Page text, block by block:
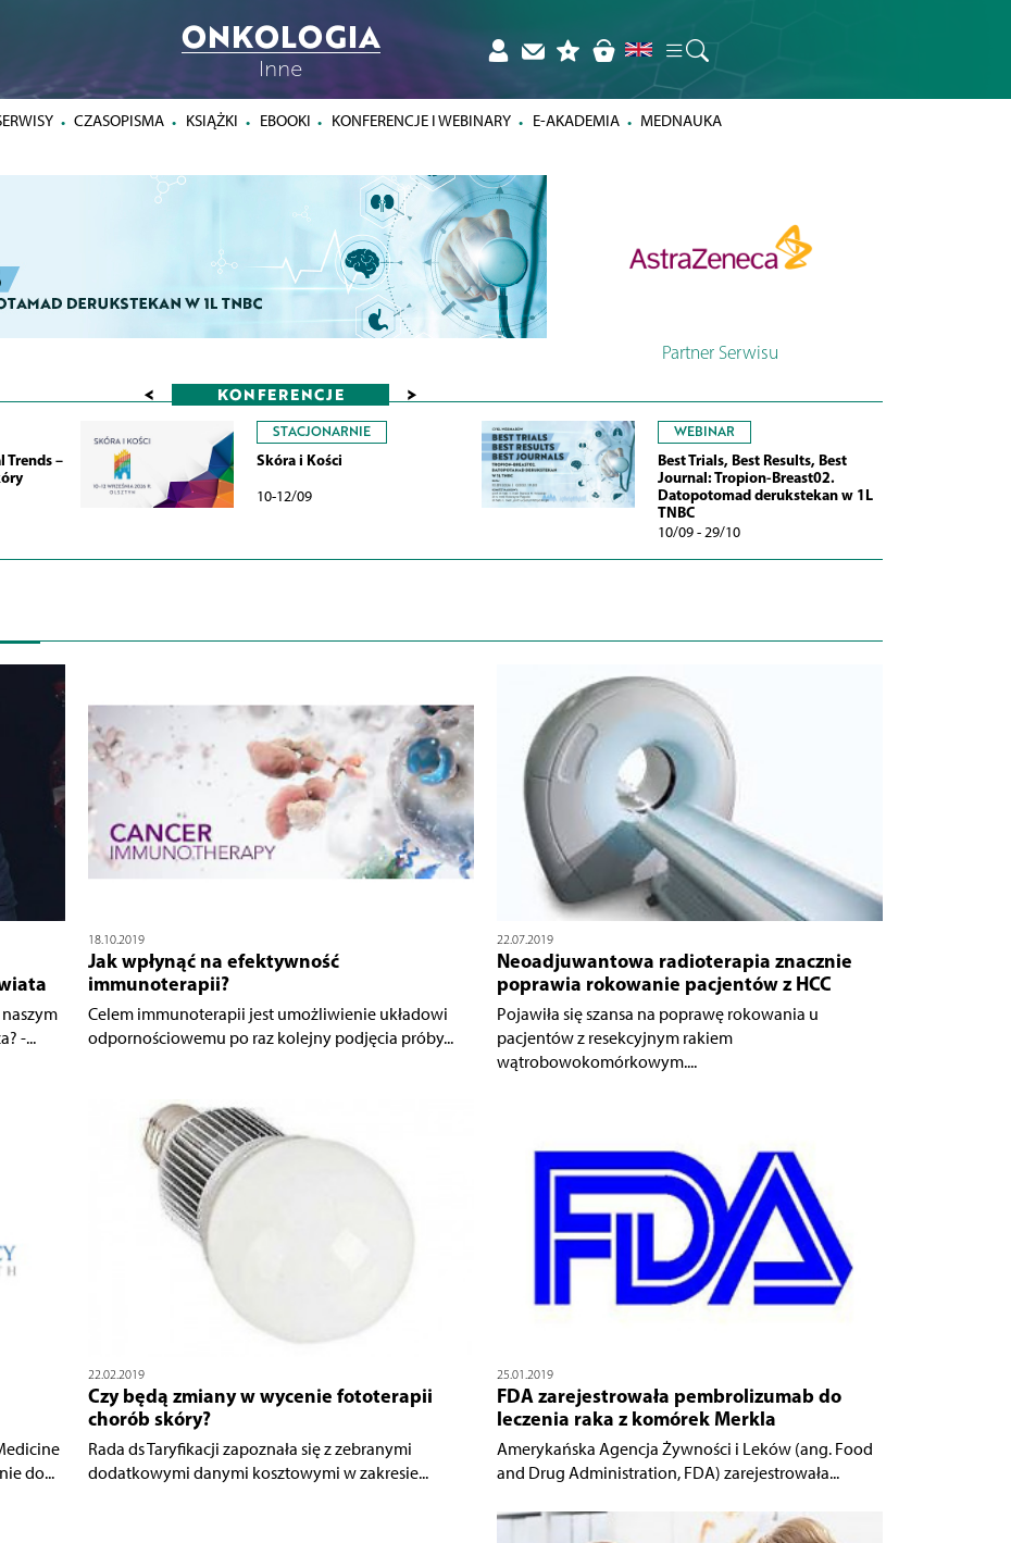
ONKOLOGIA
Inne
CZASOPISMA KSIĄŻKI EBOOKI KONFERENCJE I WEBINARY E-AKADEMIA MEDNAUKA
Partner Serwisu
< KONFERENCJE >
Trends –
STACJONARNIE
Skóra i Kości
10-12/09
WEBINAR
Best Trials, Best Results, Best
Journal: Tropion-Breast02.
Datopotomad derukstekan w 1L
TNBC
10/09 - 29/10
-...
18.10.2019
Jak wpłynąć na efektywność
immunoterapii?
Celem immunoterapii jest umożliwienie układowi
odpornościowemu po raz kolejny podjęcia próby...
22.07.2019
Neoadjuwantowa radioterapia znacznie
poprawia rokowanie pacjentów z HCC
Pojawiła się szansa na poprawę rokowania u
pacjentów z resekcyjnym rakiem
wątrobowokomórkowym....
do...
22.02.2019
Czy będą zmiany w wycenie fototerapii
chorób skóry?
Rada ds Taryfikacji zapoznała się z zebranymi
dodatkowymi danymi kosztowymi w zakresie...
25.01.2019
FDA zarejestrowała pembrolizumab do
leczenia raka z komórek Merkla
Amerykańska Agencja Żywności i Leków (ang. Food
and Drug Administration, FDA) zarejestrowała...